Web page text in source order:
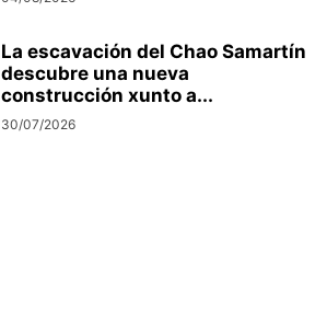
La escavación del Chao Samartín
descubre una nueva
construcción xunto a...
30/07/2026